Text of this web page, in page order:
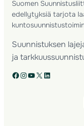
Suomen
edellytyksiä tarjota
Suunnistuksen
ja
Facebook Instagram YouTube X LinkedIn